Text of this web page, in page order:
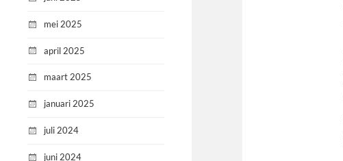
mei 2025
april 2025
maart 2025
januari 2025
juli 2024
juni 2024